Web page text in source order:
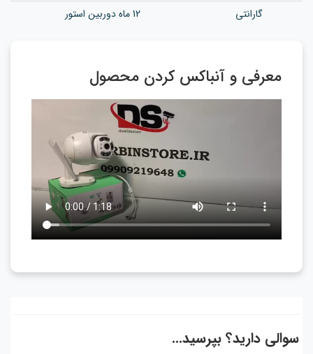
گارانتی
12 ماه دوربین استور
معرفی و آنباکس کردن محصول
سوالی دارید؟ بپرسید...